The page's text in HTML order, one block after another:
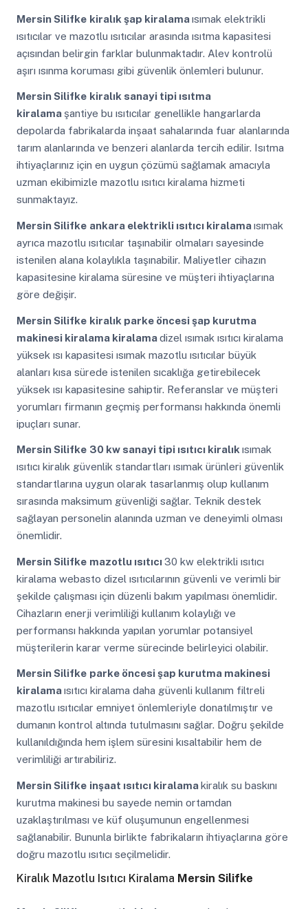
Mersin Silifke kiralık şap kiralamaısımak elektrikli
ısıtıcılar ve mazotlu ısıtıcılar arasında ısıtma kapasitesi
açısından belirgin farklar bulunmaktadır. Alev kontrolü
aşırı ısınma koruması gibi güvenlik önlemleri bulunur.
Mersin Silifke kiralık sanayi tipi ısıtma
kiralama şantiye bu ısıtıcılar genellikle hangarlarda
depolarda fabrikalarda inşaat sahalarında fuar alanlarında
tarım alanlarında ve benzeri alanlarda tercih edilir. Isıtma
ihtiyaçlarınız için en uygun çözümü sağlamak amacıyla
uzman ekibimizle mazotlu ısıtıcı kiralama hizmeti
sunmaktayız.
Mersin Silifke ankara elektrikli ısıtıcı kiralamaısımak
ayrıca mazotlu ısıtıcılar taşınabilir olmaları sayesinde
istenilen alana kolaylıkla taşınabilir. Maliyetler cihazın
kapasitesine kiralama süresine ve müşteri ihtiyaçlarına
göre değişir.
Mersin Silifke kiralık parke öncesi şap kurutma
makinesi kiralama kiralamadizel ısımak ısıtıcı kiralama
yüksek ısı kapasitesi ısımak mazotlu ısıtıcılar büyük
alanları kısa sürede istenilen sıcaklığa getirebilecek
yüksek ısı kapasitesine sahiptir. Referanslar ve müşteri
yorumları firmanın geçmiş performansı hakkında önemli
ipuçları sunar.
Mersin Silifke 30 kw sanayi tipi ısıtıcı kiralık ısımak
ısıtıcı kiralık güvenlik standartları ısımak ürünleri güvenlik
standartlarına uygun olarak tasarlanmış olup kullanım
sırasında maksimum güvenliği sağlar. Teknik destek
sağlayan personelin alanında uzman ve deneyimli olması
önemlidir.
Mersin Silifke mazotlu ısıtıcı30 kw elektrikli ısıtıcı
kiralama webasto dizel ısıtıcılarının güvenli ve verimli bir
şekilde çalışması için düzenli bakım yapılması önemlidir.
Cihazların enerji verimliliği kullanım kolaylığı ve
performansı hakkında yapılan yorumlar potansiyel
müşterilerin karar verme sürecinde belirleyici olabilir.
Mersin Silifke parke öncesi şap kurutma makinesi
kiralamaısıtıcı kiralama daha güvenli kullanım filtreli
mazotlu ısıtıcılar emniyet önlemleriyle donatılmıştır ve
dumanın kontrol altında tutulmasını sağlar. Doğru şekilde
kullanıldığında hem işlem süresini kısaltabilir hem de
verimliliği artırabiliriz.
Mersin Silifke inşaat ısıtıcı kiralamakiralık su baskını
kurutma makinesi bu sayede nemin ortamdan
uzaklaştırılması ve küf oluşumunun engellenmesi
sağlanabilir. Bununla birlikte fabrikaların ihtiyaçlarına göre
doğru mazotlu ısıtıcı seçilmelidir.
Kiralık Mazotlu Isıtıcı Kiralama Mersin Silifke